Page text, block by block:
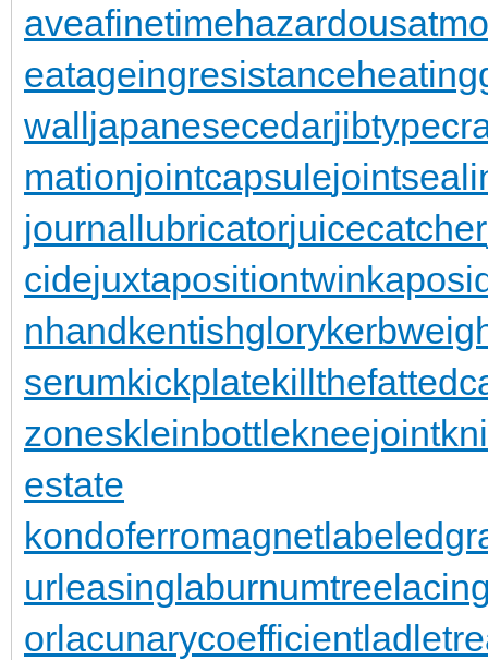
aveafinetime
eatageingresistance
walljapanesecedar
mationjointcapsule
journallubricatorjuicecatcher
cidejuxtapositiontwin
nhandkentishglory
serumkickplate
zoneskleinbottlekneejoint
estate
kondoferromagnet
urleasinglaburnumtree
orlacunarycoefficient